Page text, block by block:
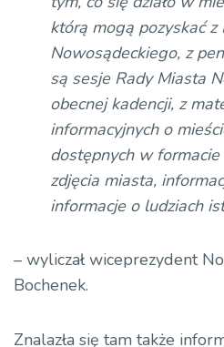
którą mogą pozyskać z
Nowosądeckiego, z
są sesje Rady Miasta
obecnej kadencji, z
informacyjnych o
dostępnych w
zdjęcia miasta,
informacje o ludziach
– wyliczałwiceprezydent
Bochenek.
Znalazła się tam także